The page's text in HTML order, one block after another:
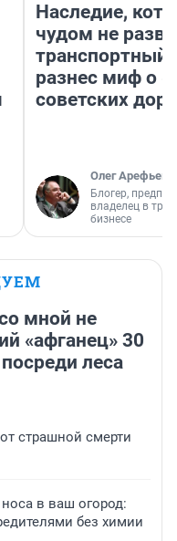
Наследие,
чудом не
транспортный
разнес миф о
советских
Олег Арефьев
Блогер,
владелец в
бизнесе
мной не
«афганец» 30
леса
страшной смерти
в ваш огород:
без химии